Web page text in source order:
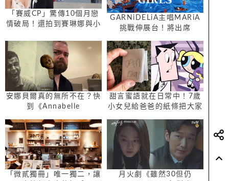
「賽威CP」驚傳10個月戀
情破局！還拍到賽琳娜與小
GARNiDELiA主唱MARiA
挑戰伸展台！將出席
LIVE SHOW TOUR2018
安娜貝爾真的無所不在？快
到《Annabelle
嚇死朋友吧！
甜言蜜語就在日常中！7歲
小女兒給爸爸的紙條把大家
「微貳獨冊」唯一獨二，讓 月火劇《雖然30但仍